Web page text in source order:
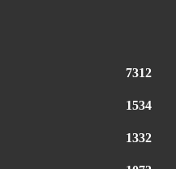
7312
1534
1332